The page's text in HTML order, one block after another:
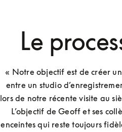
Le
« Notre objectif est de créer
entre un studio
lors de notre récente visite au
L’objectif de Geoff et ses
enceintes qui reste toujours